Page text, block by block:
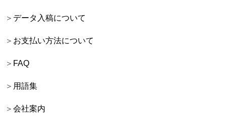
データ入稿について
お支払い方法について
FAQ
用語集
会社案内